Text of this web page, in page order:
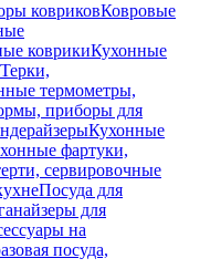
ковриковКовровые
коврикиКухонные
Терки,
термометры,
приборы для
Кухонные
фартуки,
сервировочные
Посуда для
для
на
посуда,